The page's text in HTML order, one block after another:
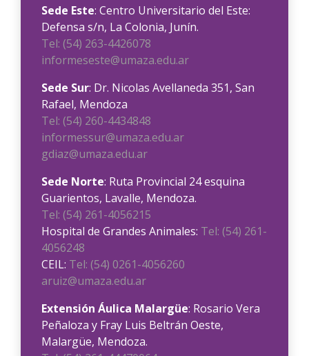
Sede Este: Centro Universitario del Este:
Defensa s/n, La Colonia, Junín.
Tel: (54) 263-4426078
informeseste@umaza.edu.ar
Sede Sur: Dr. Nicolas Avellaneda 351, San
Rafael, Mendoza
Tel: (54) 260-4434848
informessur@umaza.edu.ar
gdiaz@umaza.edu.ar
Sede Norte: Ruta Provincial 24 esquina
Guarientos, Lavalle, Mendoza.
Tel: (54) 261-4056215
Hospital de Grandes Animales: Tel: (54) 261-
4056248
CEIL: Tel: (54) 0261-4056260
aruiz@umaza.edu.ar
Extensión Áulica Malargüe: Rosario Vera
Peñaloza y Fray Luis Beltrán Oeste,
Malargüe, Mendoza.